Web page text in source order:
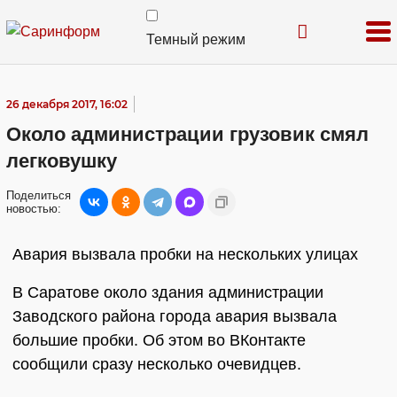
Темный режим
26 декабря 2017, 16:02
Около администрации грузовик смял
легковушку
Поделиться
новостью:
Авария вызвала пробки на нескольких улицах
В Саратове около здания администрации
Заводского района города авария вызвала
большие пробки. Об этом во ВКонтакте
сообщили сразу несколько очевидцев.